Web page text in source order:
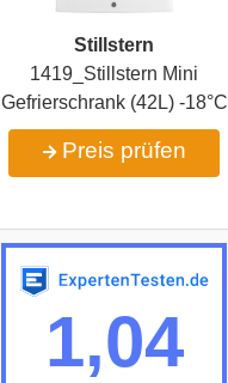
Stillstern
1419_Stillstern Mini
Gefrierschrank (42L) -18°C
Preis prüfen
1,04